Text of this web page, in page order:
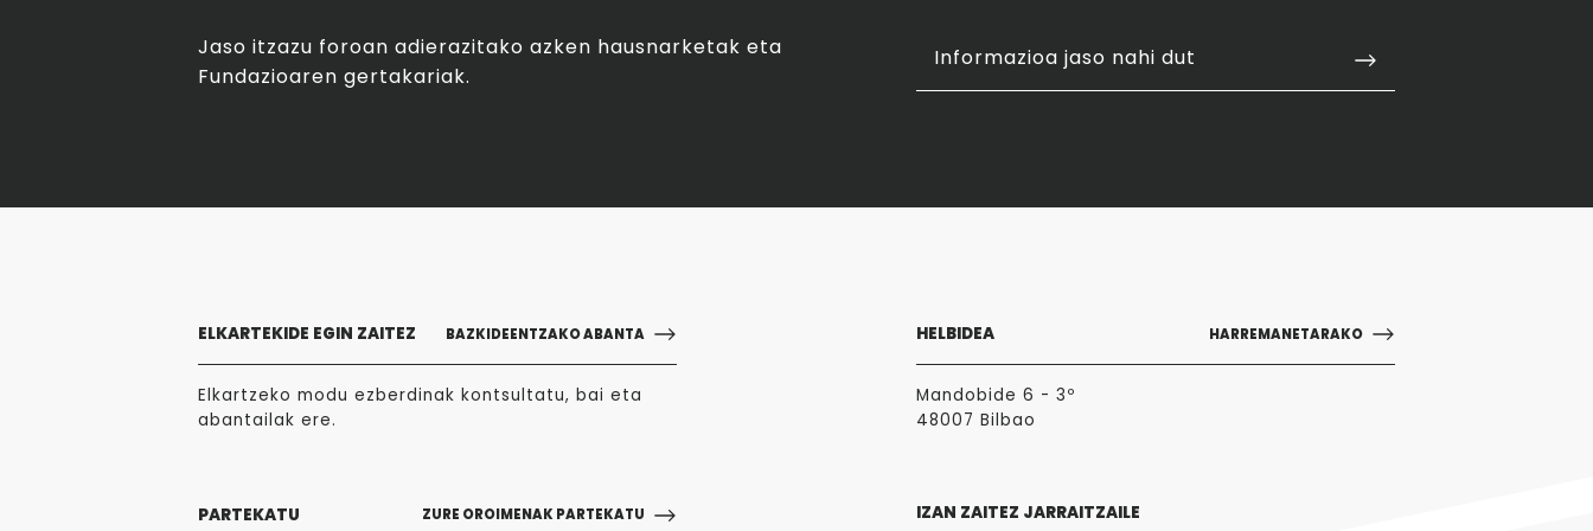
Jaso itzazu foroan adierazitako azken hausnarketak eta
Fundazioaren gertakariak.
Informazioa jaso nahi dut
ELKARTEKIDE EGIN ZAITEZ BAZKIDEENTZAKO ABANTA
Elkartzeko modu ezberdinak kontsultatu, bai eta
abantailak ere.
PARTEKATU ZURE OROIMENAK PARTEKATU
HELBIDEA HARREMANETARAKO
Mandobide 6 - 3º
48007 Bilbao
IZAN ZAITEZ JARRAITZAILE